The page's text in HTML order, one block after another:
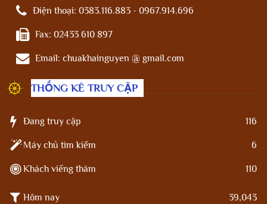
Điện thoại: 0383.116.883 - 0967.914.696
Fax: 02433 610 897
Email: chuakhainguyen @ gmail.com
THỐNG KÊ TRUY CẬP
Đang truy cập 116
Máy chủ tìm kiếm 6
Khách viếng thăm 110
Hôm nay 39,043